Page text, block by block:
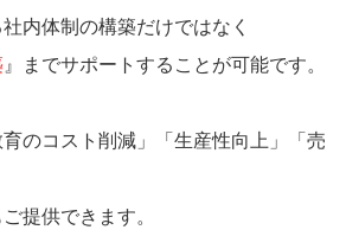
内体制の構築だけではなく
』までサポートすることが可能です。
のコスト削減」「生産性向上」「売
提供できます。